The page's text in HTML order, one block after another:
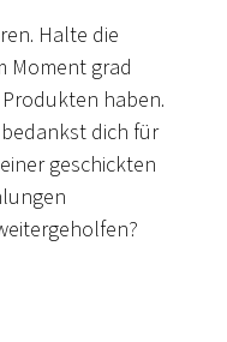
Halte die
Moment grad
haben.
dich für
geschickten